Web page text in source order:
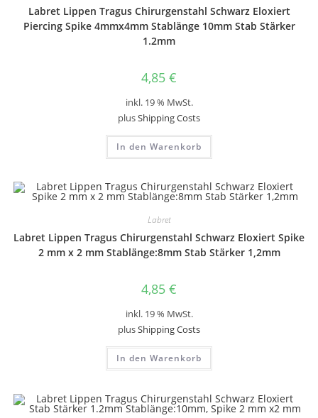
Labret Lippen Tragus Chirurgenstahl Schwarz Eloxiert
Piercing Spike 4mmx4mm Stablänge 10mm Stab Stärker
1.2mm
4,85 €
inkl. 19 % MwSt.
plusShipping Costs
In den Warenkorb
Labret
Labret Lippen Tragus Chirurgenstahl Schwarz Eloxiert Spike
2 mm x 2 mm Stablänge:8mm Stab Stärker 1,2mm
4,85 €
inkl. 19 % MwSt.
plusShipping Costs
In den Warenkorb